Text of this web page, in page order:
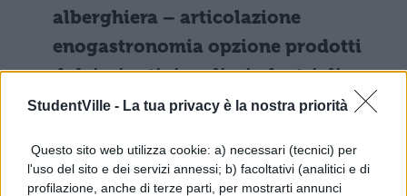
StudentVille - La tua privacy è la nostra priorità
Questo sito web utilizza cookie: a) necessari (tecnici) per
l'uso del sito e dei servizi annessi; b) facoltativi (analitici e di
profilazione, anche di terze parti, per mostrarti annunci
alberghiera – articolazione
enogastronomia opzione prodotti
dolciari artigianali e industriali
italiana
lingua inglese